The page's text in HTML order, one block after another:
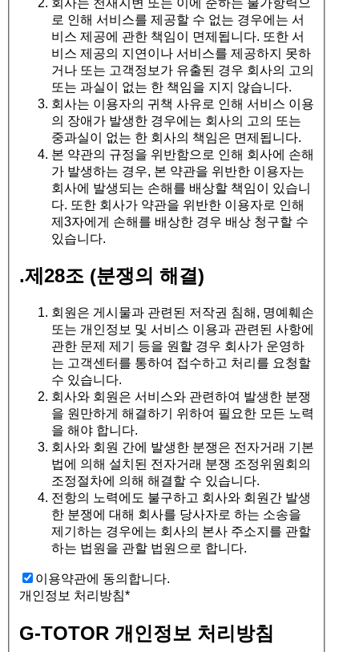
로 인해 서비스를 제공할 수 없는 경우에는 서
비스 제공에 관한 책임이 면제됩니다. 또한 서
비스 제공의 지연이나 서비스를 제공하지 못하
거나 또는 고객정보가 유출된 경우 회사의 고의
또는 과실이 없는 한 책임을 지지 않습니다.
회사는 이용자의 귀책 사유로 인해 서비스 이용
의 장애가 발생한 경우에는 회사의 고의 또는
중과실이 없는 한 회사의 책임은 면제됩니다.
본 약관의 규정을 위반함으로 인해 회사에 손해
가 발생하는 경우, 본 약관을 위반한 이용자는
회사에 발생되는 손해를 배상할 책임이 있습니
다. 또한 회사가 약관을 위반한 이용자로 인해
제3자에게 손해를 배상한 경우 배상 청구할 수
있습니다.
.제28조 (분쟁의 해결)
회원은 게시물과 관련된 저작권 침해, 명예훼손
또는 개인정보 및 서비스 이용과 관련된 사항에
관한 문제 제기 등을 원할 경우 회사가 운영하
는 고객센터를 통하여 접수하고 처리를 요청할
수 있습니다.
회사와 회원은 서비스와 관련하여 발생한 분쟁
을 원만하게 해결하기 위하여 필요한 모든 노력
을 해야 합니다.
회사와 회원 간에 발생한 분쟁은 전자거래 기본
법에 의해 설치된 전자거래 분쟁 조정위원회의
조정절차에 의해 해결할 수 있습니다.
전항의 노력에도 불구하고 회사와 회원간 발생
한 분쟁에 대해 회사를 당사자로 하는 소송을
제기하는 경우에는 회사의 본사 주소지를 관할
하는 법원을 관할 법원으로 합니다.
이용약관에 동의합니다.
개인정보 처리방침*
G-TOTOR 개인정보 처리방침